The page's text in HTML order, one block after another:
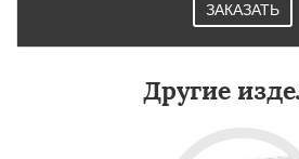
ЗАКАЗАТЬ
Другие